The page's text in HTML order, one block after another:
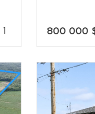
1 800 000